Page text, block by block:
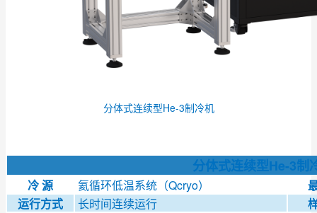
分体式连续型He-3制冷机
分体式连续型He-3制
冷 源 氦循环低温系统（Qcryo）
运行方式
长时间连续运行